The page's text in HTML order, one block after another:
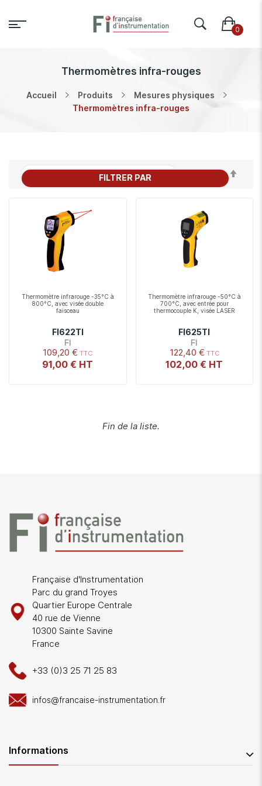
Thermomètres infra-rouges
Accueil Produits
Mesures physiques
Thermomètres infra-rouges
Thermomètre infrarouge -35°C à
800°C, avec visée double
faisceau
FI622TI
FI
109,20 €
91,00 €
Thermomètre infrarouge -50°C à
700°C, avec entrée pour
thermocouple K, visée LASER
FI625TI
FI
122,40 €
102,00 €
Fin de la liste.
FILTRER PAR
Française d'Instrumentation
Parc du grand Troyes
Quartier Europe Centrale
40 rue de Vienne
10300 Sainte Savine
France
+33 (0)3 25 71 25 83
infos@francaise-instrumentation.fr
Informations